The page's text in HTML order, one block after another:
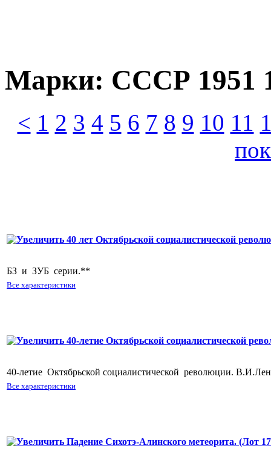
Марки: СССР 1951
< 1 2 3 4 5 6 7 8 9 10 11
БЗ и ЗУБ серии.**
Все характеристики
40-летие Октябрьской социалистической революции.
Все характеристики